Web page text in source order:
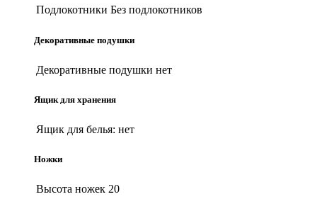
Подлокотники Без подлокотников
Декоративные подушки
Декоративные подушки нет
Ящик для хранения
Ящик для белья: нет
Ножки
Высота ножек 20